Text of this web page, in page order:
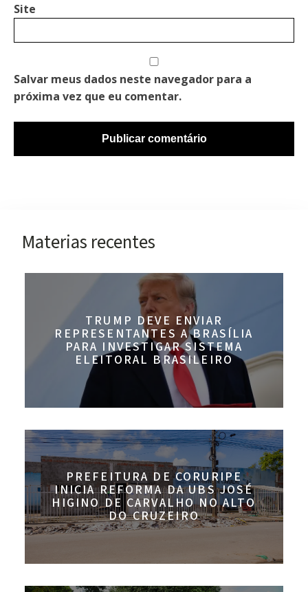
Site
Salvar meus dados neste navegador para a
próxima vez que eu comentar.
Materias recentes
TRUMP DEVE ENVIAR
REPRESENTANTES A BRASÍLIA
PARA INVESTIGAR SISTEMA
ELEITORAL BRASILEIRO
PREFEITURA DE CORURIPE
INICIA REFORMA DA UBS JOSÉ
HIGINO DE CARVALHO NO ALTO
DO CRUZEIRO